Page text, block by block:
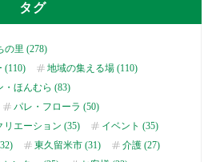
タグ
の里 (278)
(110)
地域の集える場 (110)
・ほんむら (83)
パレ・フローラ (50)
リエーション (35)
イベント (35)
東久留米市 (31)
介護 (27)